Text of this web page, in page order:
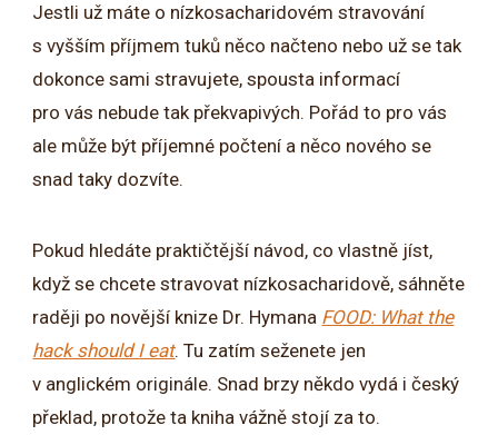
Jestli už máte o nízkosacharidovém stravování
s vyšším příjmem tuků něco načteno nebo už se tak
dokonce sami stravujete, spousta informací
pro vás nebude tak překvapivých. Pořád to pro vás
ale může být příjemné počtení a něco nového se
snad taky dozvíte.
Pokud hledáte praktičtější návod, co vlastně jíst,
když se chcete stravovat nízkosacharidově, sáhněte
raději po novější knize Dr. Hymana FOOD: What the
hack should I eat. Tu zatím seženete jen
v anglickém originále. Snad brzy někdo vydá i český
překlad, protože ta kniha vážně stojí za to.